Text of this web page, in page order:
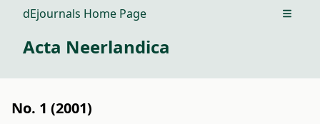
dEjournals Home Page Open
Acta Neerlandica
No. 1 (2001)